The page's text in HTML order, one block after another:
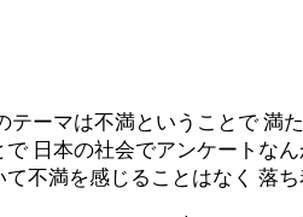
ーマは不満ということで
日本の社会でアンケートな
不満を感じることはなく 落